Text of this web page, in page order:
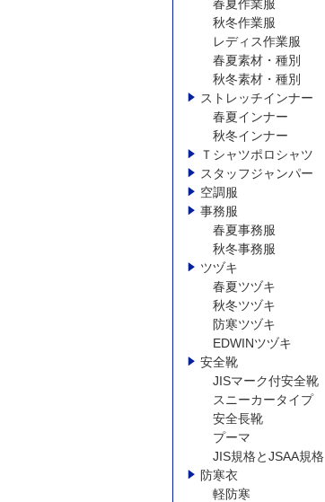
春夏作業服
秋冬作業服
レディス作業服
春夏素材・種別
秋冬素材・種別
ストレッチインナー
春夏インナー
秋冬インナー
Ｔシャツポロシャツ
スタッフジャンパー
空調服
事務服
春夏事務服
秋冬事務服
ツヅキ
春夏ツヅキ
秋冬ツヅキ
防寒ツヅキ
EDWINツヅキ
安全靴
JISマーク付安全靴
スニーカータイプ
安全長靴
プーマ
JIS規格とJSAA規格
防寒衣
軽防寒